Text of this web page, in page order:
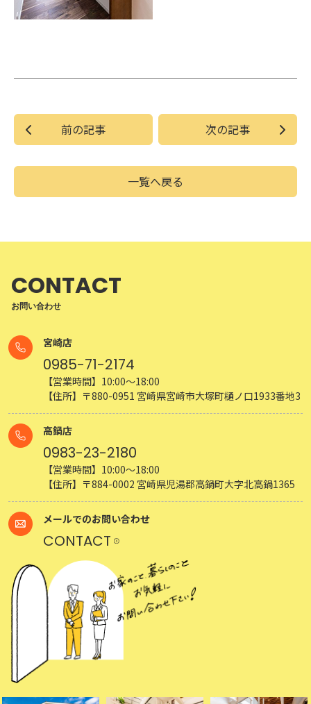
前の記事
一覧へ戻る
次の記事
CONTACT
お問い合わせ
宮崎店
0985-71-2174
【営業時間】10:00～18:00
【住所】〒880-0951 宮崎県宮崎市大塚町樋ノ口1933番地3
高鍋店
0983-23-2180
【営業時間】10:00～18:00
【住所】〒884-0002 宮崎県児湯郡高鍋町大字北高鍋1365
メールでのお問い合わせ
CONTACT